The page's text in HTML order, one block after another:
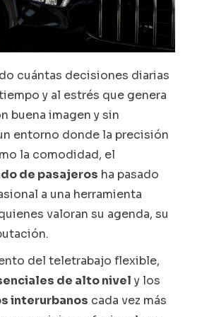
cuántas decisiones diarias
y al estrés que genera
buena imagen y sin
entorno donde la precisión
la comodidad, el
de pasajeros ha pasado
a una herramienta
valoran su agenda, su
del teletrabajo flexible,
de alto nivel y los
interurbanos cada vez más